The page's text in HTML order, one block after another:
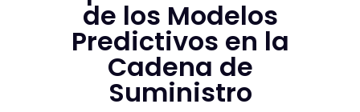
de los Modelos
Predictivos en la
Cadena de
Suministro